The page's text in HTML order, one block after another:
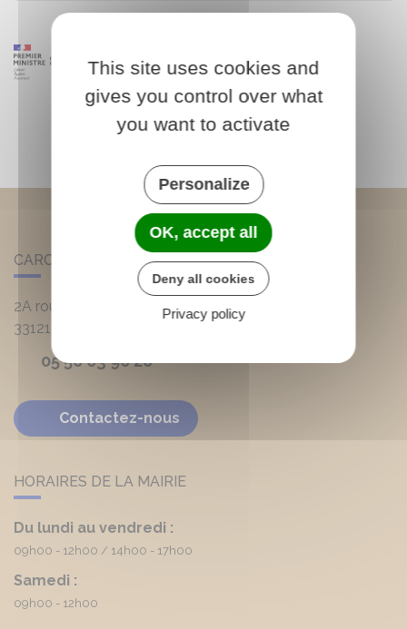
CARCANS
2A route d'Hourtin
33121
05 56 03 90 20
Contactez-nous
HORAIRES DE LA MAIRIE
Du lundi au vendredi :
09h00 - 12h00 14h00 - 17h00
Samedi :
09h00 - 12h00
This site uses cookies and
gives you control over what
you want to activate
Personalize
OK, accept all
Deny all cookies
Privacy policy